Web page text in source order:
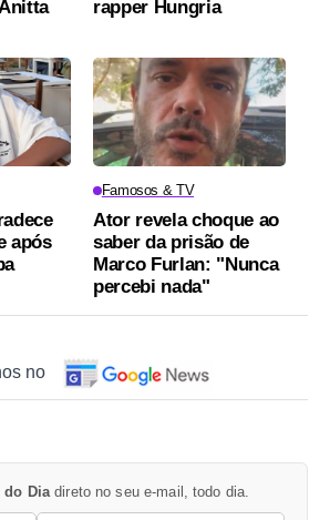
rapper Hungria
após
Famosos & TV
Ator revela choque ao
saber da prisão de
Marco Furlan: "Nunca
percebi nada"
no
do Dia direto no seu e-mail, todo dia.